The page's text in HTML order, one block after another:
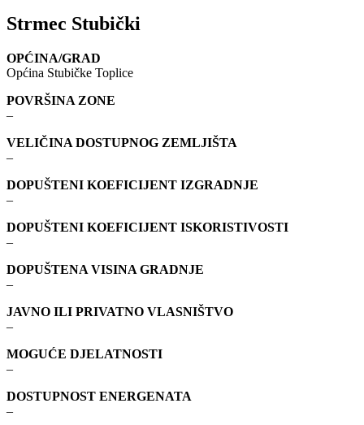
Strmec Stubički
OPĆINA/GRAD
Općina Stubičke Toplice
POVRŠINA ZONE
–
VELIČINA DOSTUPNOG ZEMLJIŠTA
–
DOPUŠTENI KOEFICIJENT IZGRADNJE
–
DOPUŠTENI KOEFICIJENT ISKORISTIVOSTI
–
DOPUŠTENA VISINA GRADNJE
–
JAVNO ILI PRIVATNO VLASNIŠTVO
–
MOGUĆE DJELATNOSTI
–
DOSTUPNOST ENERGENATA
–